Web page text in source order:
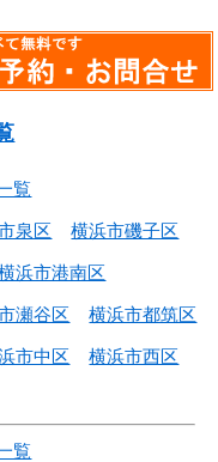
覧
泉区 横浜市磯子区
浜市港南区
瀬谷区 横浜市都筑区
市中区 横浜市西区
覧